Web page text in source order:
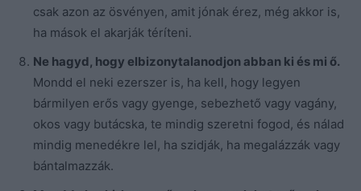
csak azon az ösvényen, amit jónak érez, még akkor is,
ha mások el akarják téríteni.
Ne hagyd, hogy elbizonytalanodjon abban ki és mi ő.
Mondd el neki ezerszer is, ha kell, hogy legyen
bármilyen erős vagy gyenge, sebezhető vagy vagány,
okos vagy butácska, te mindig szeretni fogod, és nálad
mindig menedékre lel, ha szidják, ha megalázzák vagy
bántalmazzák.